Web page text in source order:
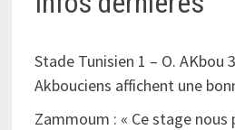
Stade Tunisien 1 – O. AKbou
Akbouciens affichent une
Zammoum : « Ce stage